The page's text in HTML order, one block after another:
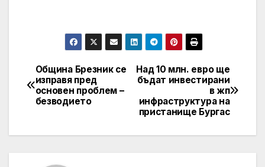
Post
navigation
Над 10 млн. евро ще
бъдат инвестирани
в жп
инфраструктура на
пристанище Бургас
Община Брезник се
изправя пред
основен проблем –
безводието